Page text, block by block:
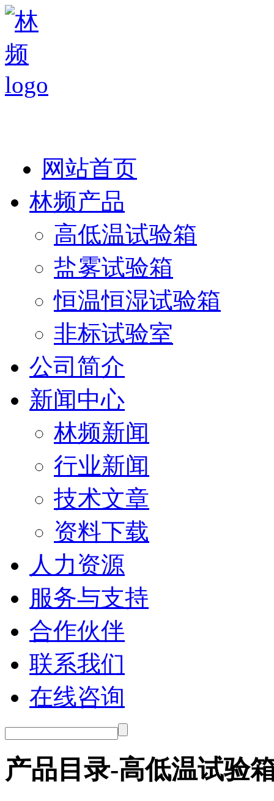
网站首页
林频产品
高低温试验箱
盐雾试验箱
恒温恒湿试验箱
非标试验室
公司简介
新闻中心
林频新闻
行业新闻
技术文章
资料下载
人力资源
服务与支持
合作伙伴
联系我们
在线咨询
产品目录-高低温试验